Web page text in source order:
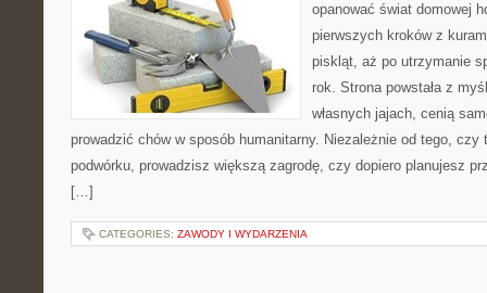
opanować świat domowej
pierwszych kroków z
piskląt, aż po utrzymanie
rok. Strona powstała z
własnych jajach, cenią
prowadzić chów w sposób humanitarny. Niezależnie od tego,
podwórku, prowadzisz większą zagrodę, czy dopiero planujesz
[…]
CATEGORIES: ZAWODY I WYDARZENIA